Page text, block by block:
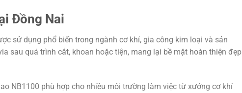
Đồng Nai
sử dụng phổ biến trong ngành cơ khí, gia công kim loại và sản
sau quá trình cắt, khoan hoặc tiện, mang lại bề mặt hoàn thiện đẹp
NB1100 phù hợp cho nhiều môi trường làm việc từ xưởng cơ khí